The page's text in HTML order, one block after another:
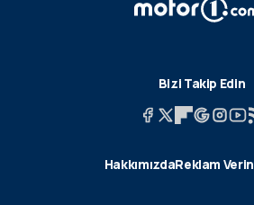
Bizi Takip Edin
HakkımızdaReklam Verin